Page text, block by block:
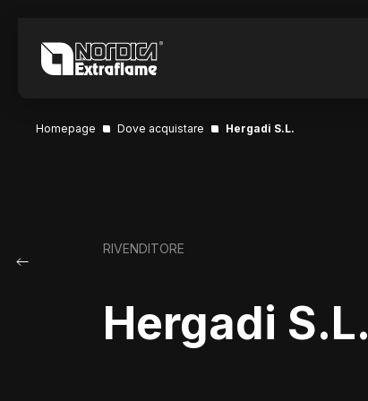
Homepage Dove acquistare Hergadi S.L.
RIVENDITORE
Hergadi S.L.